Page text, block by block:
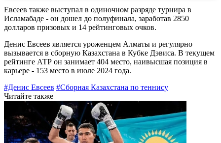
Евсеев также выступал в одиночном разряде турнира в
Исламабаде - он дошел до полуфинала, заработав 2850
долларов призовых и 14 рейтинговых очков.
Денис Евсеев является уроженцем Алматы и регулярно
вызывается в сборную Казахстана в Кубке Дэвиса. В текущем
рейтинге АТР он занимает 404 место, наивысшая позиция в
карьере - 153 место в июле 2024 года.
#Денис Евсеев #Сборная Казахстана по теннису
Читайте также